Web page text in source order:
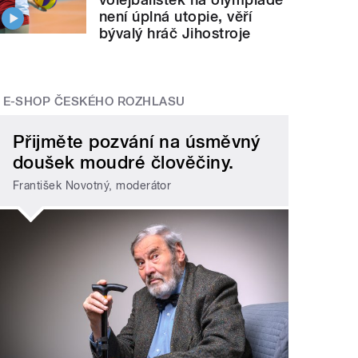
není úplná utopie, věří
bývalý hráč Jihostroje
E-SHOP ČESKÉHO ROZHLASU
Přijměte pozvání na úsměvný
doušek moudré člověčiny.
František Novotný, moderátor